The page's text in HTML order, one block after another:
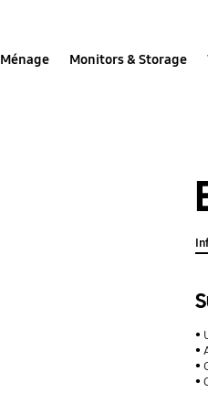
Ménage Monitors & Storage